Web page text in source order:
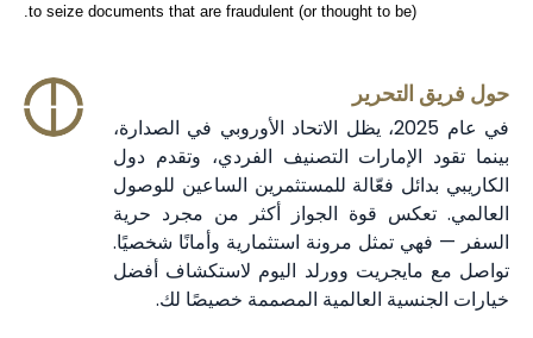
to seize documents that are fraudulent (or thought to be).
حول فريق التحرير
في عام 2025، يظل الاتحاد الأوروبي في الصدارة،
بينما تقود الإمارات التصنيف الفردي، وتقدم دول
الكاريبي بدائل فعّالة للمستثمرين الساعين للوصول
العالمي. تعكس قوة الجواز أكثر من مجرد حرية
السفر — فهي تمثل مرونة استثمارية وأمانًا شخصيًا.
تواصل مع مايجريت وورلد اليوم لاستكشاف أفضل
خيارات الجنسية العالمية المصممة خصيصًا لك.